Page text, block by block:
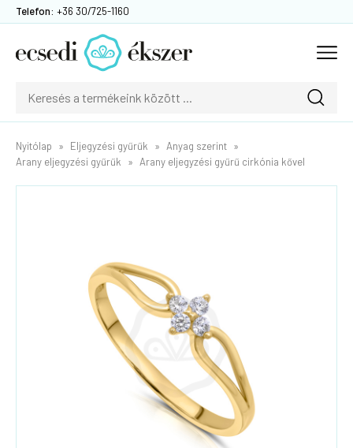
Telefon: +36 30/725-1160
Nyitólap Eljegyzési gyűrűk
Anyag szerint
Arany eljegyzési gyűrűk
Arany eljegyzési gyűrű cirkónia kővel